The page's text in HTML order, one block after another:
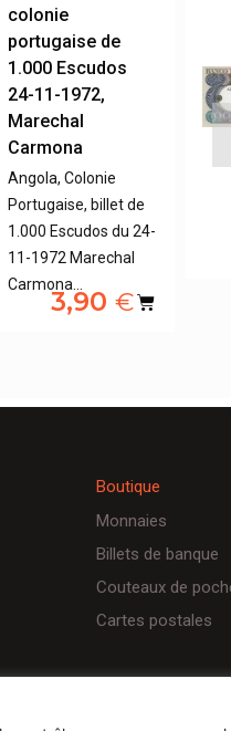
colonie
portugaise de
1.000 Escudos
24-11-1972,
Marechal
Carmona
Angola, Colonie
Portugaise, billet de
1.000 Escudos du 24-
11-1972 Marechal
Carmona…
3,90 €
Boutique
Monnaies
Billets de banque
Couteaux de
Cartes postales